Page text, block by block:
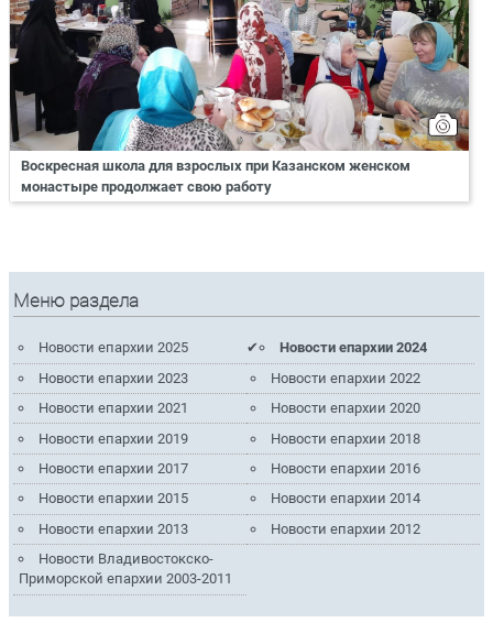
Воскресная школа для взрослых при Казанском женском
монастыре продолжает свою работу
Меню раздела
Новости епархии 2025
Новости епархии 2024
Новости епархии 2023
Новости епархии 2022
Новости епархии 2021
Новости епархии 2020
Новости епархии 2019
Новости епархии 2018
Новости епархии 2017
Новости епархии 2016
Новости епархии 2015
Новости епархии 2014
Новости епархии 2013
Новости епархии 2012
Новости Владивостокско-
Приморской епархии 2003-2011